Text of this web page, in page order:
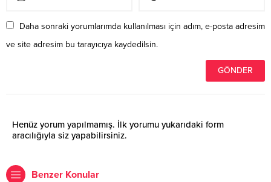
Daha sonraki yorumlarımda kullanılması için adım, e-posta adresim
ve site adresim bu tarayıcıya kaydedilsin.
Henüz yorum yapılmamış. İlk yorumu yukarıdaki form
aracılığıyla siz yapabilirsiniz.
Benzer Konular